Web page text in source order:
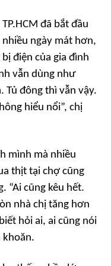
đã bắt đầu
ngày mát hơn,
điện của gia đình
vẫn dùng như
đông thì vẫn vậy.
hiểu nổi”, chị
mình mà nhiều
thịt tại chợ cũng
“Ai cũng kêu hết.
nhà chị tăng hơn
hỏi ai, ai cũng nói
khoăn.